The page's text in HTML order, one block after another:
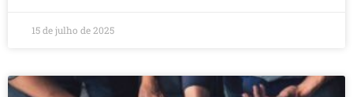
15 de julho de 2025